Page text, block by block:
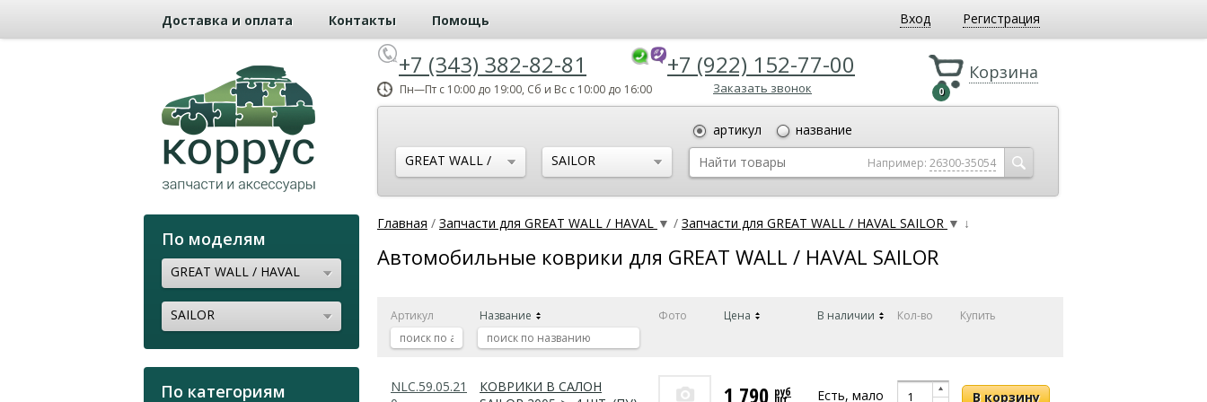
Доставка и оплата Контакты Помощь Вход Регистрация
Корзина
0
+7 (343) 382-82-81 +7 (922) 152-77-00
Пн—Пт с 10:00 до 19:00, Сб и Вс с 10:00 до 16:00 Заказать звонок
GREAT WALL /
HAVAL
SAILOR
артикул название
Например: 26300-35054
По моделям
GREAT WALL / HAVAL
SAILOR
По категориям
Главная / Запчасти для GREAT WALL / HAVAL ▼ / Запчасти для GREAT WALL / HAVAL SAILOR ▼ ↓
Автомобильные коврики для GREAT WALL / HAVAL SAILOR
Артикул Название Фото Цена В наличии Кол-во Купить
NLC.59.05.21
КОВРИКИ В САЛОН
1 790 руб Есть, мало